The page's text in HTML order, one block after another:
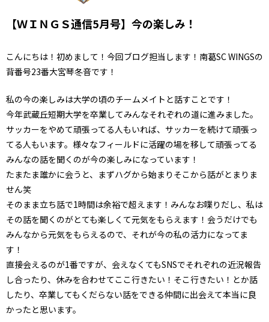
【ＷＩＮＧＳ通信5月号】今の楽しみ！
こんにちは！初めまして！今回ブログ担当します！南葛SC WINGSの
背番号23番大宮琴冬音です！
私の今の楽しみは大学の頃のチームメイトと話すことです！
今年武蔵丘短期大学を卒業してみんなそれぞれの道に進みました。
サッカーをやめて頑張ってる人もいれば、サッカーを続けて頑張っ
てる人もいます。様々なフィールドに活躍の場を移して頑張ってる
みんなの話を聞くのが今の楽しみになっています！
たまたま誰かに会うと、まずハグから始まりそこから話がとまりま
せん笑
そのまま立ち話で1時間は余裕で超えます！みんなお喋りだし、私は
その話を聞くのがとても楽しくて元気をもらえます！会うだけでも
みんなから元気をもらえるので、それが今の私の活力になってま
す！
直接会えるのが1番ですが、会えなくてもSNSでそれぞれの近況報告
し合ったり、休みを合わせてここ行きたい！そこ行きたい！とか話
したり、卒業してもくだらない話をできる仲間に出会えて本当に良
かったと思います。